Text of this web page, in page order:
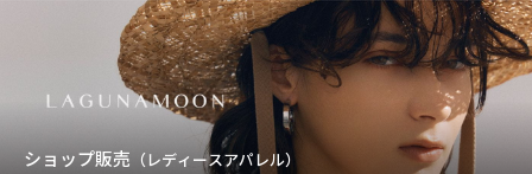
ショップ販売 （レディースアパレル）